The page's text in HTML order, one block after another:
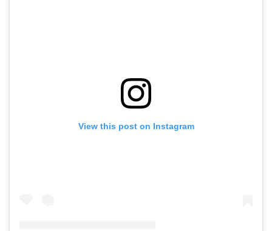
View this post on Instagram